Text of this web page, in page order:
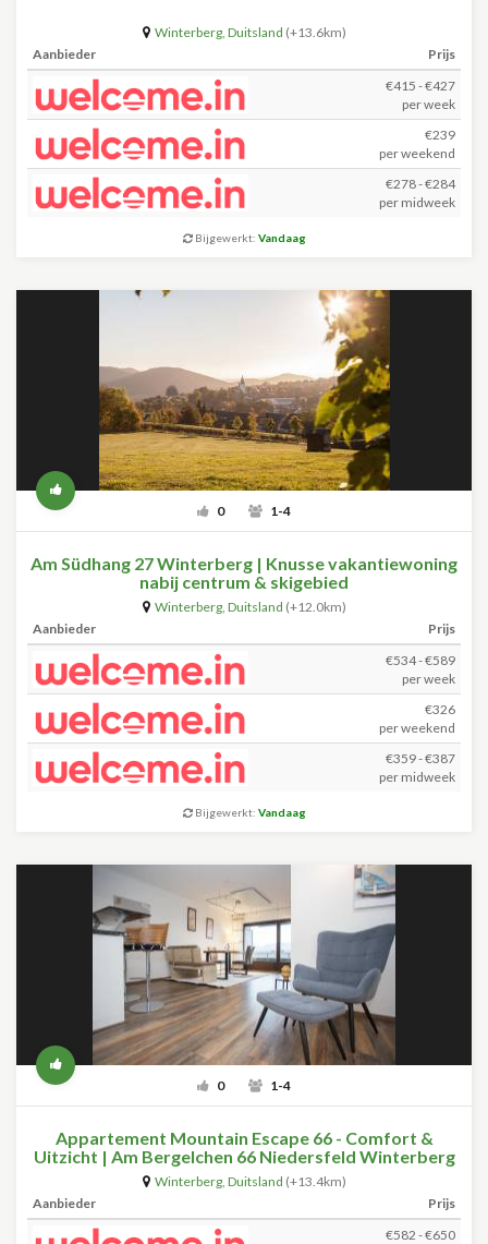
Winterberg, Duitsland (+13.6km)
Aanbieder
Prijs
€415 - €427
per week
€239
per weekend
€278 - €284
per midweek
Bijgewerkt: Vandaag
0 1-4
Am Südhang 27 Winterberg | Knusse vakantiewoning
nabij centrum & skigebied
Winterberg, Duitsland (+12.0km)
Aanbieder
Prijs
€534 - €589
per week
€326
per weekend
€359 - €387
per midweek
Bijgewerkt: Vandaag
0 1-4
Appartement Mountain Escape 66 - Comfort &
Uitzicht | Am Bergelchen 66 Niedersfeld Winterberg
Winterberg, Duitsland (+13.4km)
Aanbieder
Prijs
€582 - €650